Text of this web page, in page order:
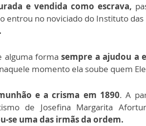
e vendida como escrava,
entrou no noviciado do Instituto das
alguma formasempre a ajudou a
momento ela soube quem
e a crisma em 1890. A
de Josefina Margarita
se uma das irmãs da ordem.